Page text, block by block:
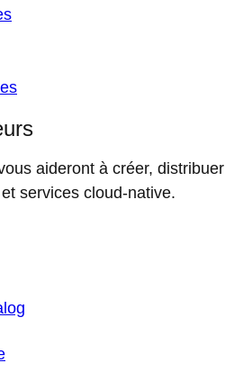
aideront à créer, distribuer
services cloud-native.